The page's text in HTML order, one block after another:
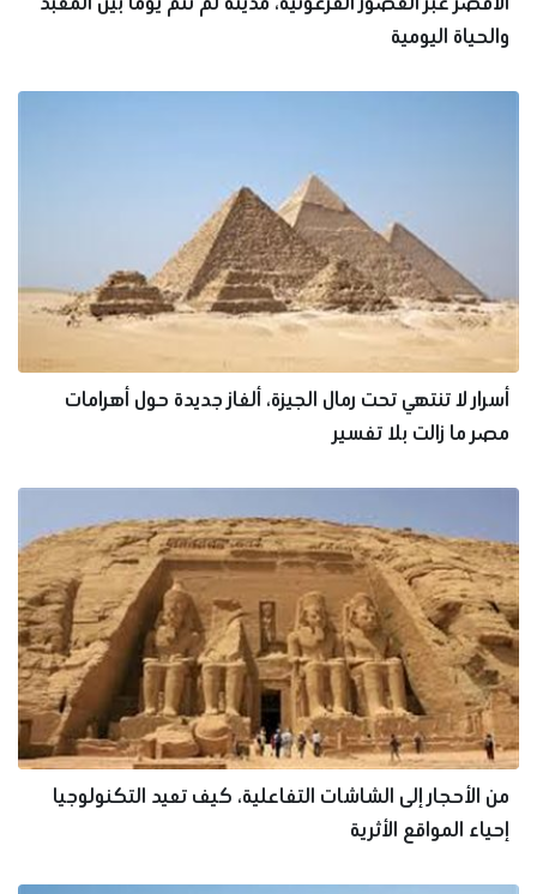
والحياة اليومية
أسرار لا تنتهي تحت رمال الجيزة، ألغاز جديدة حول أهرامات
مصر ما زالت بلا تفسير
من الأحجار إلى الشاشات التفاعلية، كيف تعيد التكنولوجيا
إحياء المواقع الأثرية